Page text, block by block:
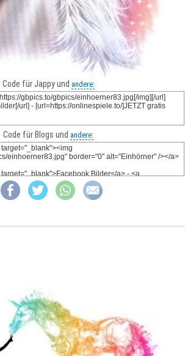
Code für Jappy und andere:
Code für Blogs und andere: